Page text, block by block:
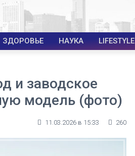
ЗДОРОВЬЕ НАУКА LIFESTYLE
и заводское
модель (фото)
11.03.2026 в 15:33 260